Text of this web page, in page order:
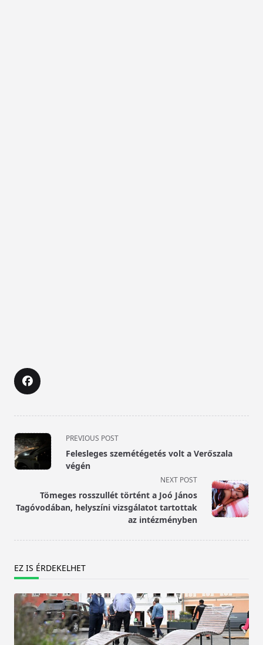
<span
class="nav-
subtitle
reader-
text">Page</span>
PREVIOUS POST
Felesleges szemétégetés volt a Verőszala
végén
NEXT POST
Tömeges rosszullét történt a Joó János
Tagóvodában, helyszíni vizsgálatot tartottak
az intézményben
EZ IS ÉRDEKELHET